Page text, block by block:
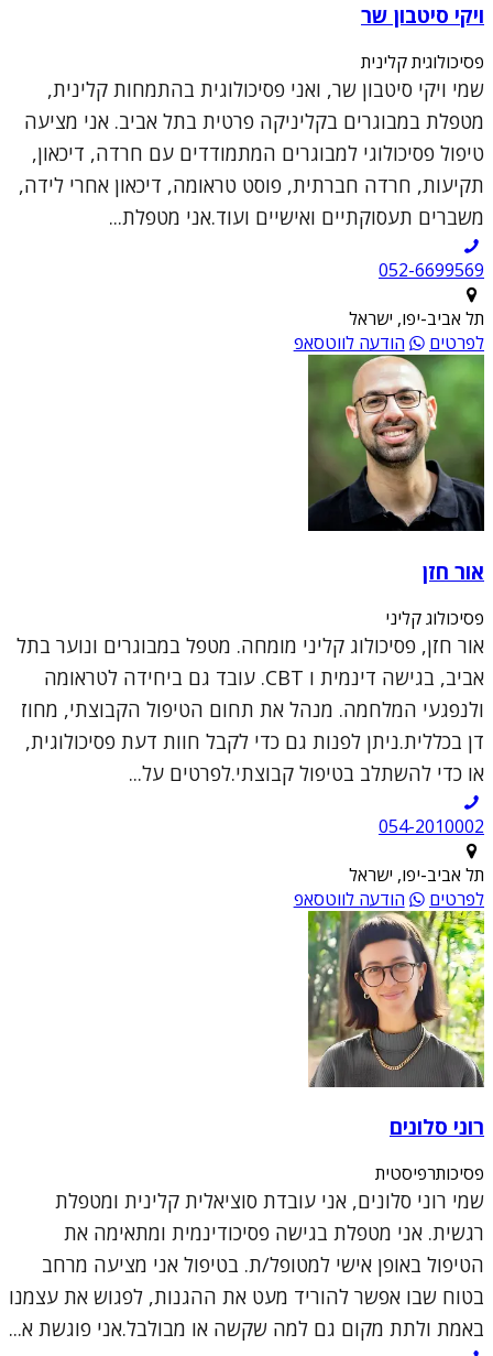
ויקי סיטבון שר
פסיכולוגית קלינית
שמי ויקי סיטבון שר, ואני פסיכולוגית בהתמחות קלינית,
מטפלת במבוגרים בקליניקה פרטית בתל אביב. אני מציעה
טיפול פסיכולוגי למבוגרים המתמודדים עם חרדה, דיכאון,
תקיעות, חרדה חברתית, פוסט טראומה, דיכאון אחרי לידה,
משברים תעסוקתיים ואישיים ועוד.אני מטפלת...
052-6699569
תל אביב-יפו, ישראל
לפרטים
הודעה לווטסאפ
אור חזן
פסיכולוג קליני
אור חזן, פסיכולוג קליני מומחה. מטפל במבוגרים ונוער בתל
אביב, בגישה דינמית ו CBT. עובד גם ביחידה לטראומה
ולנפגעי המלחמה. מנהל את תחום הטיפול הקבוצתי, מחוז
דן בכללית.ניתן לפנות גם כדי לקבל חוות דעת פסיכולוגית,
או כדי להשתלב בטיפול קבוצתי.לפרטים על...
054-2010002
תל אביב-יפו, ישראל
לפרטים
הודעה לווטסאפ
רוני סלונים
פסיכותרפיסטית
שמי רוני סלונים, אני עובדת סוציאלית קלינית ומטפלת
רגשית. אני מטפלת בגישה פסיכודינמית ומתאימה את
הטיפול באופן אישי למטופל/ת. בטיפול אני מציעה מרחב
בטוח שבו אפשר להוריד מעט את ההגנות, לפגוש את עצמנו
באמת ולתת מקום גם למה שקשה או מבולבל.אני פוגשת א...